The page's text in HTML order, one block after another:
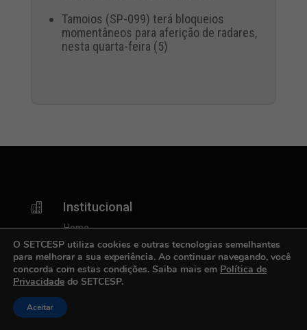
Tamoios (SP-099) terá bloqueios
momentâneos para aferição de radares,
nesta quarta-feira (5)
 Institucional
Home
Serviços
Notícias
Eventos e Reuniões
Palestras
O SETCESP utiliza cookies e outras tecnologias semelhantes
para melhorar a sua experiência. Ao continuar navegando, você
concorda com estas condições. Saiba mais em Política de
Privacidade do SETCESP.
Aceitar